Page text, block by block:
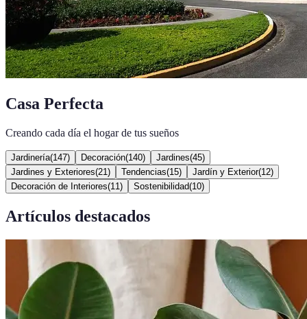
Casa Perfecta
Creando cada día el hogar de tus sueños
Jardinería(147) Decoración(140) Jardines(45)
Jardines y Exteriores(21 ) Tendencias(15) Jardín y Exterior(12)
Decoración de Interiores(11 ) Sostenibilidad(10)
Artículos destacados